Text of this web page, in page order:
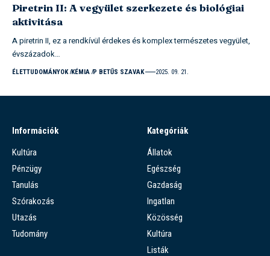
Piretrin II: A vegyület szerkezete és biológiai
aktivitása
A piretrin II, ez a rendkívül érdekes és komplex természetes vegyület,
évszázadok…
ÉLETTUDOMÁNYOK KÉMIA P BETŰS SZAVAK 2025. 09. 21.
Információk
Kultúra
Pénzügy
Tanulás
Szórakozás
Utazás
Tudomány
Kategóriák
Állatok
Egészség
Gazdaság
Ingatlan
Közösség
Kultúra
Listák